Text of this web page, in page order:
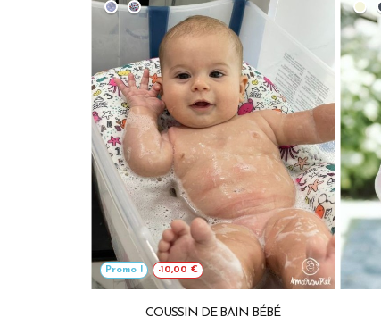
Promo ! -10,00 €
COUSSIN DE BAIN BÉBÉ